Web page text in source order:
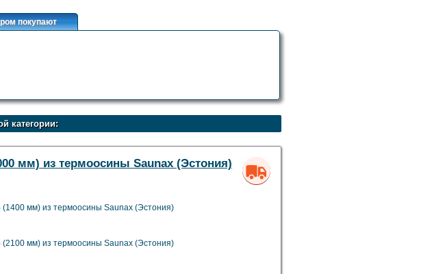
покупают
категории:
мм) из термоосины Saunax (Эстония)
(1400 мм) из термоосины Saunax (Эстония)
(2100 мм) из термоосины Saunax (Эстония)